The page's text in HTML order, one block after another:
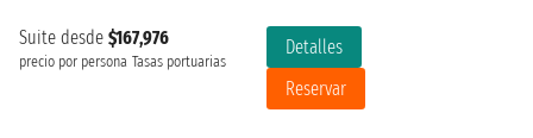
Suite desde $167,976
precio por persona Tasas portuarias
Detalles
Reservar